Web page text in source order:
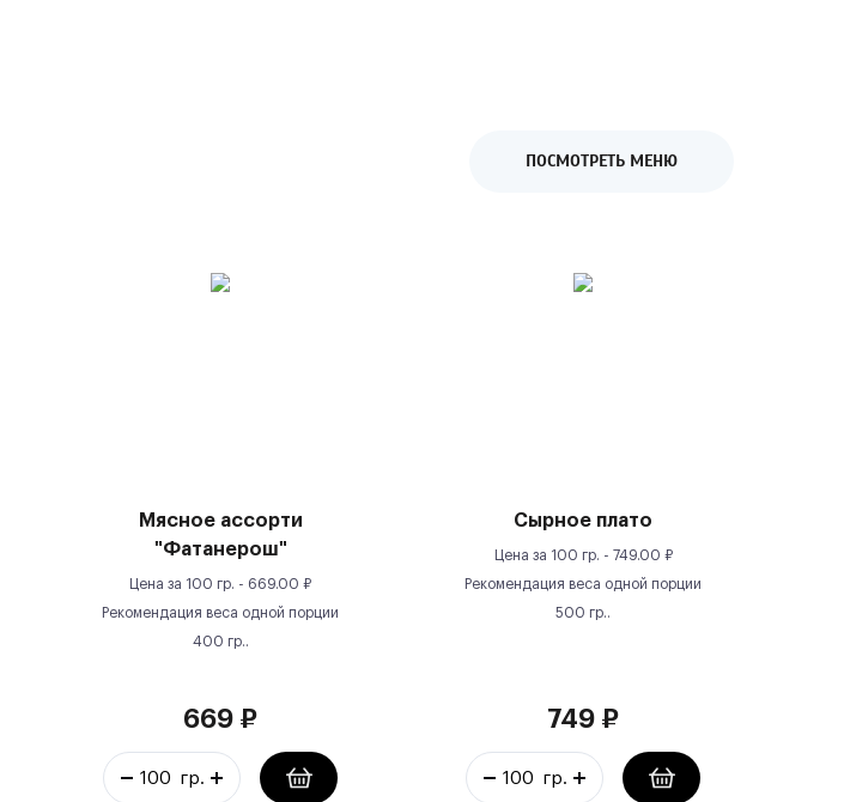
ПОСМОТРЕТЬ МЕНЮ
Мясное ассорти
"Фатанерош"
Цена за 100 гр. - 669.00 ₽
Рекомендация веса одной порции
400 гр..
669 ₽
Сырное плато
Цена за 100 гр. - 749.00 ₽
Рекомендация веса одной порции
500 гр..
749 ₽